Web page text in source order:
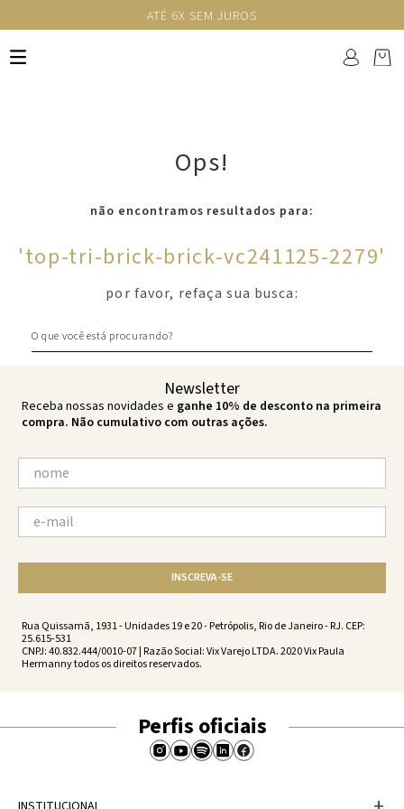
ATÉ 6X SEM JUROS
Ops!
não encontramos resultados para:
'top-tri-brick-brick-vc241125-2279'
por favor, refaça sua busca:
Newsletter
Receba nossas novidades e ganhe 10% de desconto na primeira
compra. Não cumulativo com outras ações.
INSCREVA-SE
Rua Quissamã, 1931 - Unidades 19 e 20 - Petrópolis, Rio de Janeiro - RJ. CEP:
25.615-531
CNPJ: 40.832.444/0010-07 | Razão Social: Vix Varejo LTDA. 2020 Vix Paula
Hermanny todos os direitos reservados.
Perfis oficiais